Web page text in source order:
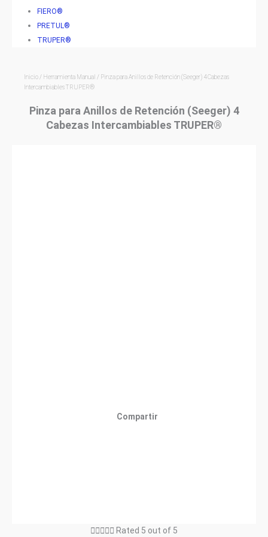
FIERO®
PRETUL®
TRUPER®
Inicio / Herramienta Manual / Pinza para Anillos de Retención (Seeger) 4 Cabezas
Intercambiables TRUPER®
Pinza para Anillos de Retención (Seeger) 4
Cabezas Intercambiables TRUPER®
Compartir
 Rated 5 out of 5